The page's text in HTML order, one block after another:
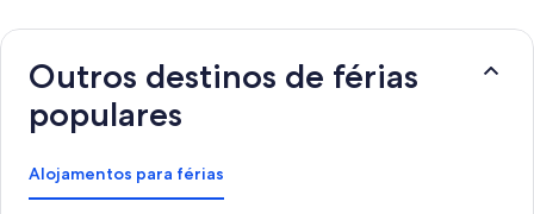
Outros destinos de férias
populares
Alojamentos para férias